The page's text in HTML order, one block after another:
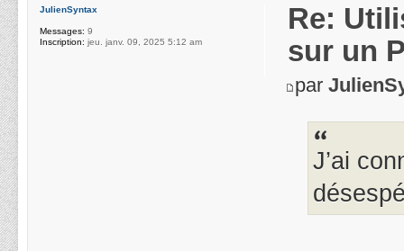
Re:
sur un
par
J’ai
JulienSyntax
Messages: 9
Inscription: jeu. janv. 09, 2025 5:12 am